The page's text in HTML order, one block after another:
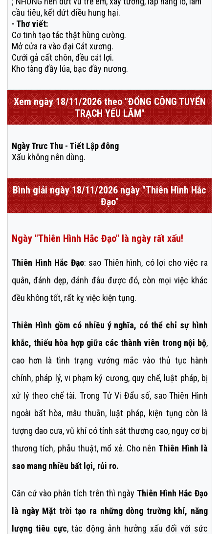
cầu tiêu, kết dứt điều hung hại.
- Thơ viết:
Cơ tinh tạo tác thật hùng cường.
Mở cửa ra vào đại Cát xương.
Cưới gả cất chôn, đều cát lợi.
Kho tàng đầy lúa, bạc đầy nương.
Xem ngày 18/11/2026 theo "ĐỔNG CÔNG TUYỂN
TRẠCH YẾU LÃM"
Ngày Trưc Thu - Tiết Lập đông
Xấu không nên dùng.
Bình giải ngày 18/11/2026 ngày "Thiên Hình Hắc
Đạo"
Ngày "Thiên Hình Hắc Đạo" là ngày rất xấu!
Thiên Hình Hắc Đạo: sao Thiên hình, có lợi cho việc ra
quân, đánh dẹp, đánh đâu được đó, còn mọi việc khác
đều không tốt, rất kỵ việc kiện tụng.
Thiên Hình gồm có nhiều ý nghĩa, có thể chỉ sự hình
khắc, thiếu hòa hợp giữa các thành viên trong nội bộ,
cao hơn là tình trạng vướng mắc vào thủ tục hành
chính, pháp lý, vi phạm kỷ cương, quy chế, luật pháp, bị
xử lý theo chế tài. Trong Tử Vi Đẩu số, sao Thiên Hình
ngoài bất hòa, mâu thuẫn, luật pháp, kiện tụng còn là
tượng dao cưa, vũ khí có tính sát thương cao, nguy cơ bị
thương tích, phẫu thuật, mổ xẻ. Cho nên Thiên Hình là
sao mang nhiều bất lợi, rủi ro.
Căn cứ vào phân tích trên thì ngày Thiên Hình Hắc Đạo
là ngày Mặt trời tạo ra những dòng trường khí, năng
lượng tiêu cực, tác động ảnh hưởng xấu đối với sức